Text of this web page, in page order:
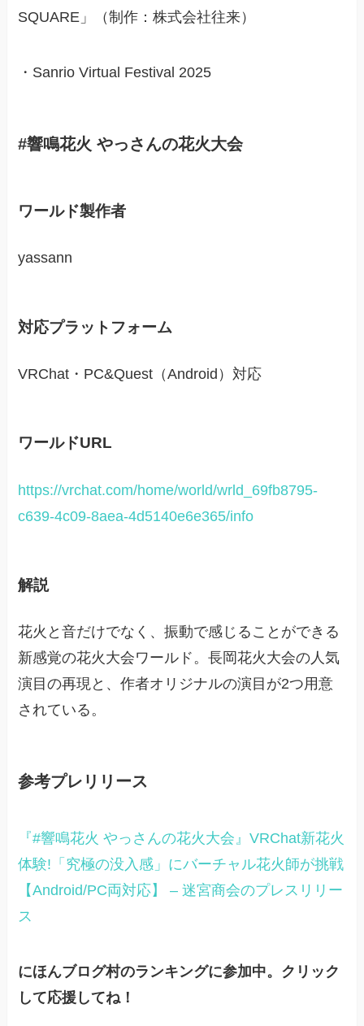
SQUARE」（制作：株式会社往来）
・Sanrio Virtual Festival 2025
#響鳴花火 やっさんの花火大会
ワールド製作者
yassann
対応プラットフォーム
VRChat・PC&Quest（Android）対応
ワールドURL
https://vrchat.com/home/world/wrld_69fb8795-
c639-4c09-8aea-4d5140e6e365/info
解説
花火と音だけでなく、振動で感じることができる
新感覚の花火大会ワールド。長岡花火大会の人気
演目の再現と、作者オリジナルの演目が2つ用意
されている。
参考プレリリース
『#響鳴花火 やっさんの花火大会』VRChat新花火
体験!「究極の没入感」にバーチャル花火師が挑戦
【Android/PC両対応】 – 迷宮商会のプレスリリー
ス
にほんブログ村のランキングに参加中。クリック
して応援してね！